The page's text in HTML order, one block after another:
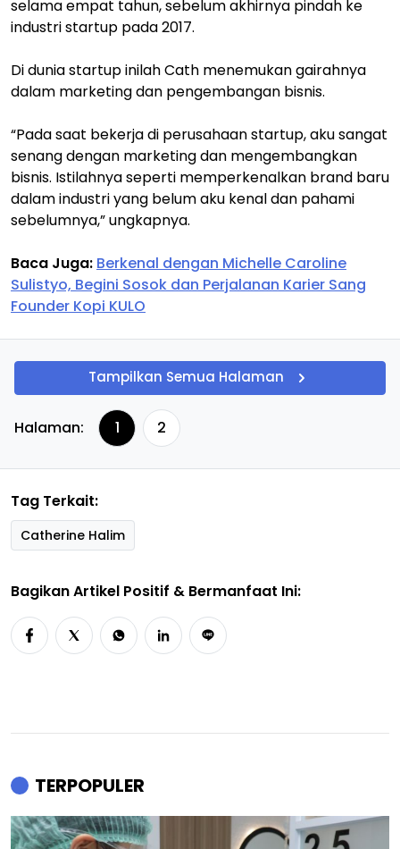
selama empat tahun, sebelum akhirnya pindah ke
industri startup pada 2017.
Di dunia startup inilah Cath menemukan gairahnya
dalam marketing dan pengembangan bisnis.
“Pada saat bekerja di perusahaan startup, aku sangat
senang dengan marketing dan mengembangkan
bisnis. Istilahnya seperti memperkenalkan brand baru
dalam industri yang belum aku kenal dan pahami
sebelumnya,” ungkapnya.
Baca Juga: Berkenal dengan Michelle Caroline
Sulistyo, Begini Sosok dan Perjalanan Karier Sang
Founder Kopi KULO
Tampilkan Semua Halaman
Halaman: 1 2
Tag Terkait:
Catherine Halim
Bagikan Artikel Positif & Bermanfaat Ini:
TERPOPULER